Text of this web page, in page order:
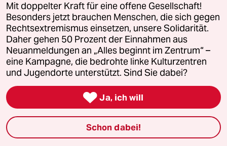
Live im Stream
Vergangene
taz lab 2027
Mehr taz Lesestoff
taz Blogs
Mit doppelter Kraft für eine offene Gesellschaft!
Besonders jetzt brauchen Menschen, die sich gegen
Rechtsextremismus einsetzen, unsere Solidarität.
Daher gehen 50 Prozent der Einnahmen aus
Neuanmeldungen an „Alles beginnt im Zentrum“ –
eine Kampagne, die bedrohte linke Kulturzentren
und Jugendorte unterstützt. Sind Sie dabei?
 Ja, ich will
Schon dabei!